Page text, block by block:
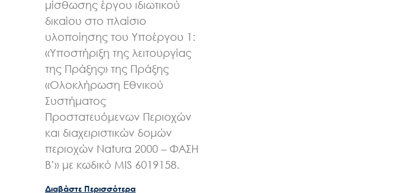
μίσθωσης έργου ιδιωτικού
δικαίου στο πλαίσιο
υλοποίησης του Υποέργου 1:
«Υποστήριξη της λειτουργίας
της Πράξης» της Πράξης
«Ολοκλήρωση Εθνικού
Συστήματος
Προστατευόμενων Περιοχών
και διαχειριστικών δομών
περιοχών Natura 2000 – ΦΑΣΗ
Β’» με κωδικό MIS 6019158.
Διαβάστε Περισσότερα